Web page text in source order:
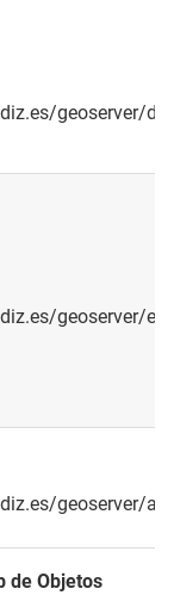
geoserver/
geoserver/
geoserver/
de Objetos